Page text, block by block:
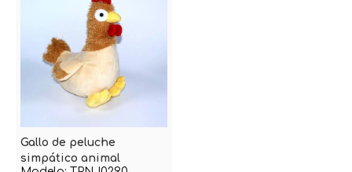
Gallo de peluche
simpático animal